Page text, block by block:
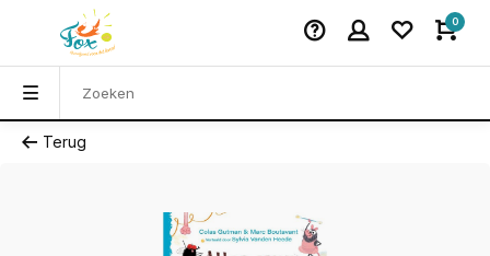
0
Terug